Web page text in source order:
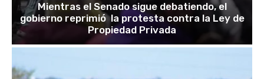
Mientras el Senado sigue debatiendo, el
gobierno reprimió la protesta contra la Ley de
Propiedad Privada